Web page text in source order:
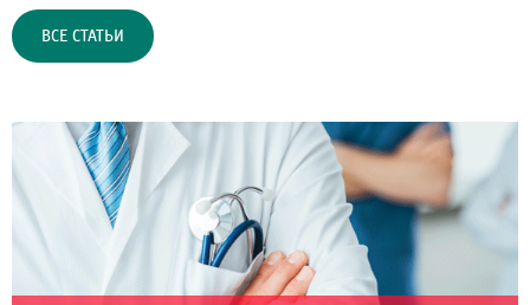
ВСЕ СТАТЬИ